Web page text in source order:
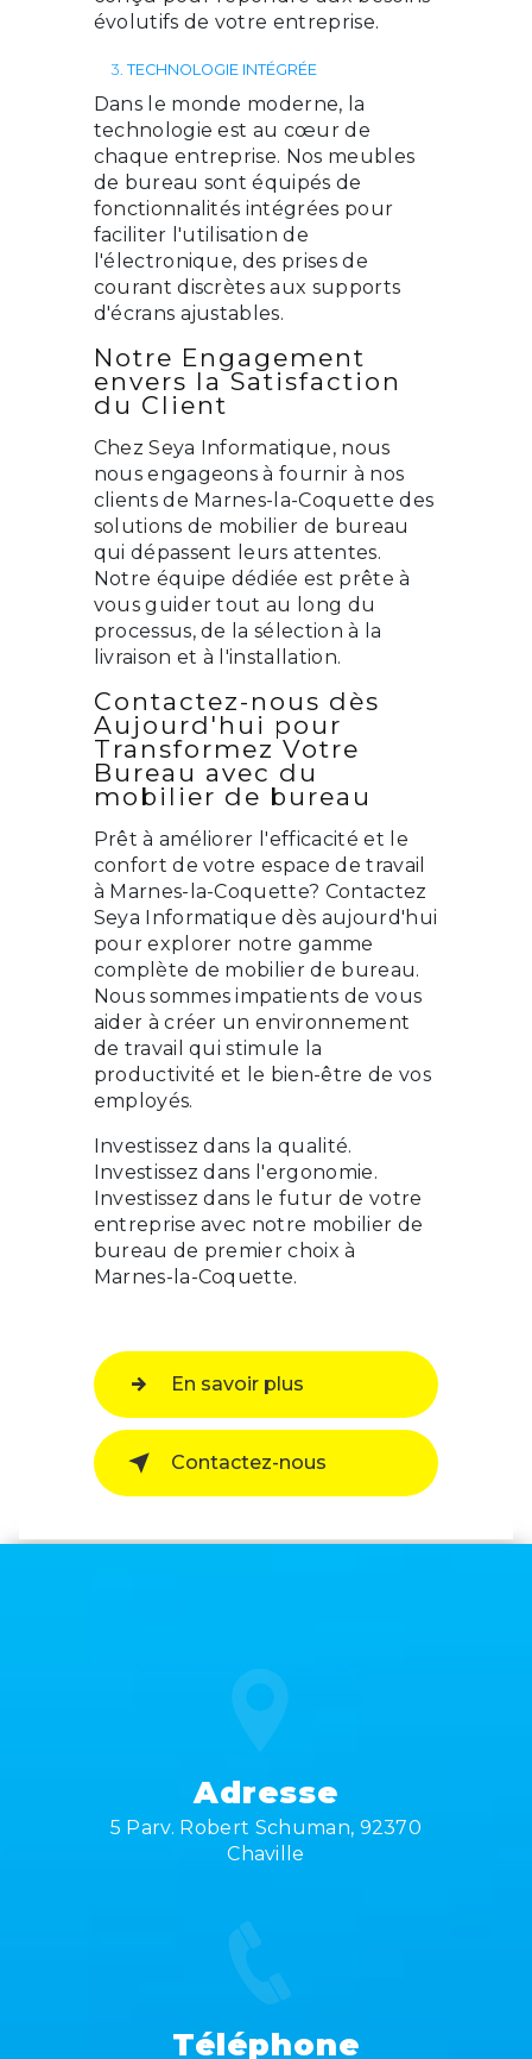
évolutifs de votre entreprise.
3. TECHNOLOGIE INTÉGRÉE
Dans le monde moderne, la
technologie est au cœur de
chaque entreprise. Nos meubles
de bureau sont équipés de
fonctionnalités intégrées pour
faciliter l'utilisation de
l'électronique, des prises de
courant discrètes aux supports
d'écrans ajustables.
Notre Engagement
envers la Satisfaction
du Client
Chez Seya Informatique, nous
nous engageons à fournir à nos
clients de Marnes-la-Coquette des
solutions de mobilier de bureau
qui dépassent leurs attentes.
Notre équipe dédiée est prête à
vous guider tout au long du
processus, de la sélection à la
livraison et à l'installation.
Contactez-nous dès
Aujourd'hui pour
Transformez Votre
Bureau avec du
mobilier de bureau
Prêt à améliorer l'efficacité et le
confort de votre espace de travail
à Marnes-la-Coquette? Contactez
Seya Informatique dès aujourd'hui
pour explorer notre gamme
complète de mobilier de bureau.
Nous sommes impatients de vous
aider à créer un environnement
de travail qui stimule la
productivité et le bien-être de vos
employés.
Investissez dans la qualité.
Investissez dans l'ergonomie.
Investissez dans le futur de votre
entreprise avec notre mobilier de
bureau de premier choix à
Marnes-la-Coquette.
En savoir plus
Contactez-nous
Adresse
5 Parv. Robert Schuman, 92370
Chaville
Téléphone